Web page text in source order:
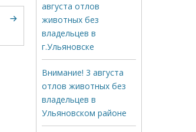
августа отлов
животных без
владельцев в
г.Ульяновске
Внимание! 3 августа
отлов животных без
владельцев в
Ульяновском районе